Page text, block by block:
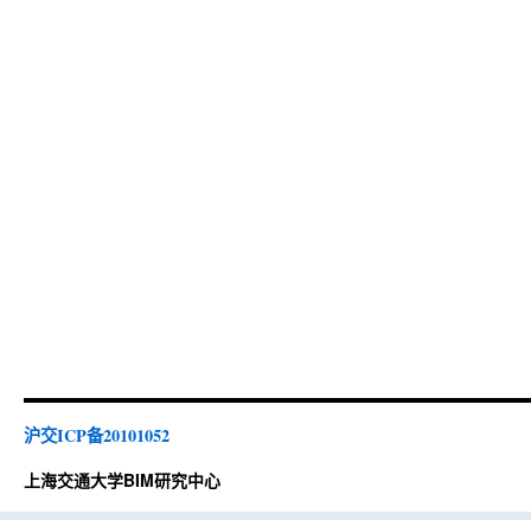
沪交ICP备20101052
上海交通大学BIM研究中心